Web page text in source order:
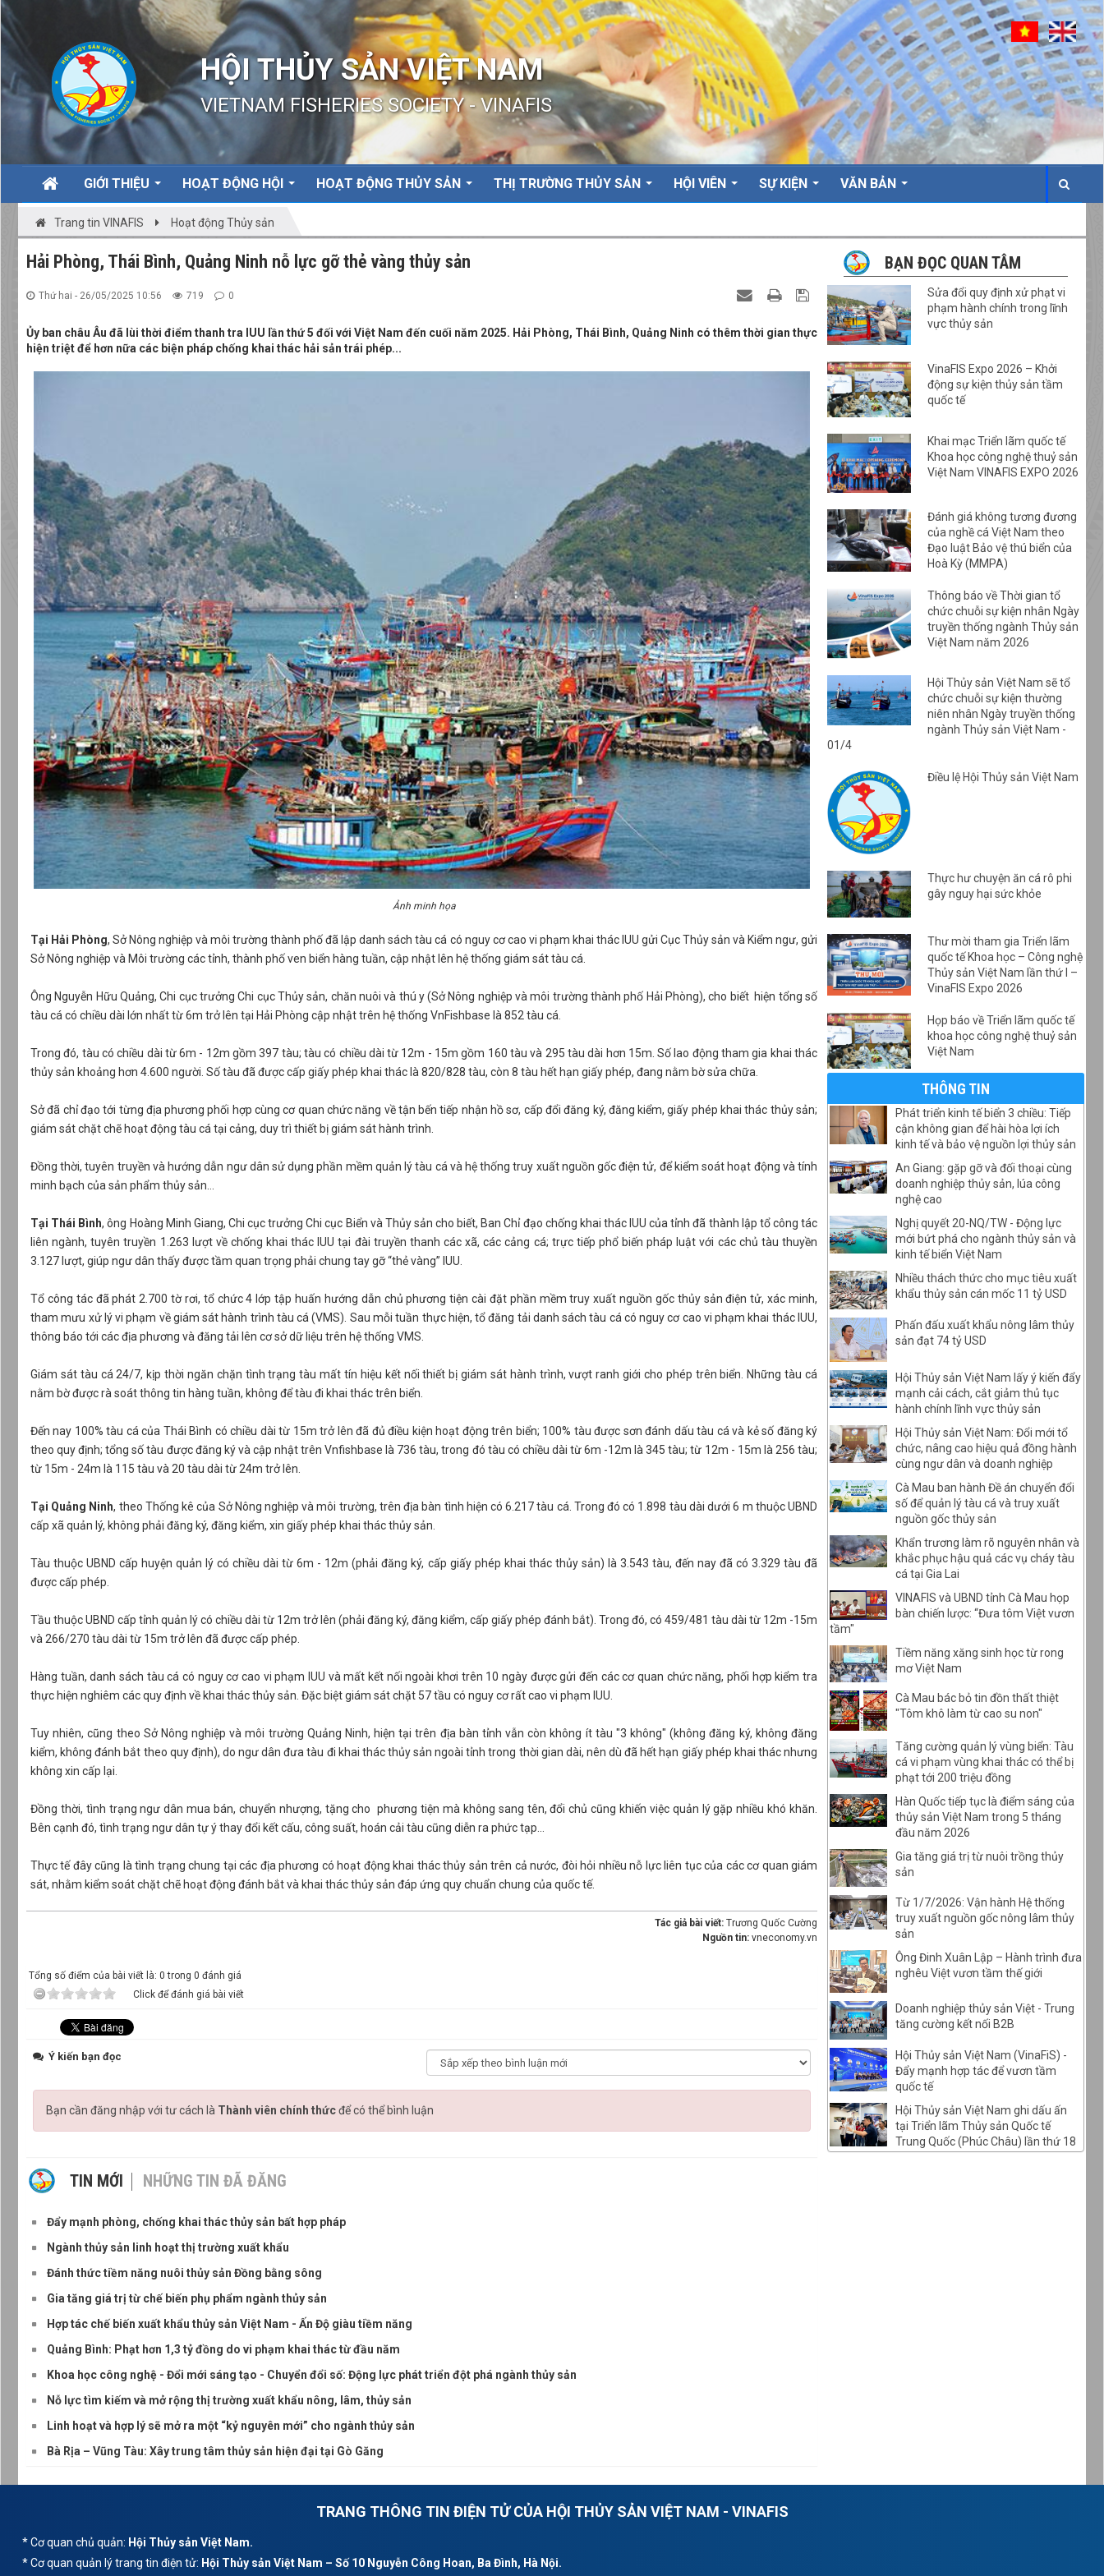
HỘI THỦY SẢN VIỆT NAM
VIETNAM FISHERIES SOCIETY - VINAFIS
GIỚI THIỆU HOẠT ĐỘNG HỘI HOẠT ĐỘNG THỦY SẢN THỊ TRƯỜNG THỦY SẢN HỘI VIÊN SỰ KIỆN VĂN BẢN
Trang tin VINAFIS Hoạt động Thủy sản
Hải Phòng, Thái Bình, Quảng Ninh nỗ lực gỡ thẻ vàng thủy sản
Thứ hai - 26/05/2025 10:56 719 0
Ủy ban châu Âu đã lùi thời điểm thanh tra IUU lần thứ 5 đối với Việt Nam đến cuối năm 2025. Hải Phòng, Thái Bình, Quảng Ninh có thêm thời gian thực
hiện triệt để hơn nữa các biện pháp chống khai thác hải sản trái phép...
Ảnh minh họa
Tại Hải Phòng, Sở Nông nghiệp và môi trường thành phố đã lập danh sách tàu cá có nguy cơ cao vi phạm khai thác IUU gửi Cục Thủy sản và Kiểm ngư, gửi
Sở Nông nghiệp và Môi trường các tỉnh, thành phố ven biển hàng tuần, cập nhật lên hệ thống giám sát tàu cá.
Ông Nguyễn Hữu Quảng, Chi cục trưởng Chi cục Thủy sản, chăn nuôi và thú y (Sở Nông nghiệp và môi trường thành phố Hải Phòng), cho biết hiện tổng số
tàu cá có chiều dài lớn nhất từ 6m trở lên tại Hải Phòng cập nhật trên hệ thống VnFishbase là 852 tàu cá.
Trong đó, tàu có chiều dài từ 6m - 12m gồm 397 tàu; tàu có chiều dài từ 12m - 15m gồm 160 tàu và 295 tàu dài hơn 15m. Số lao động tham gia khai thác
thủy sản khoảng hơn 4.600 người. Số tàu đã được cấp giấy phép khai thác là 820/828 tàu, còn 8 tàu hết hạn giấy phép, đang nằm bờ sửa chữa.
Sở đã chỉ đạo tới từng địa phương phối hợp cùng cơ quan chức năng về tận bến tiếp nhận hồ sơ, cấp đổi đăng ký, đăng kiểm, giấy phép khai thác thủy sản;
giám sát chặt chẽ hoạt động tàu cá tại cảng, duy trì thiết bị giám sát hành trình.
Đồng thời, tuyên truyền và hướng dẫn ngư dân sử dụng phần mềm quản lý tàu cá và hệ thống truy xuất nguồn gốc điện tử, để kiểm soát hoạt động và tính
minh bạch của sản phẩm thủy sản…
Tại Thái Bình, ông Hoàng Minh Giang, Chi cục trưởng Chi cục Biển và Thủy sản cho biết, Ban Chỉ đạo chống khai thác lUU của tỉnh đã thành lập tổ công tác
liên ngành, tuyên truyền 1.263 lượt về chống khai thác IUU tại đài truyền thanh các xã, các cảng cá; trực tiếp phổ biến pháp luật với các chủ tàu thuyền
3.127 lượt, giúp ngư dân thấy được tầm quan trọng phải chung tay gỡ “thẻ vàng” IUU.
Tổ công tác đã phát 2.700 tờ rơi, tổ chức 4 lớp tập huấn hướng dẫn chủ phương tiện cài đặt phần mềm truy xuất nguồn gốc thủy sản điện tử, xác minh,
tham mưu xử lý vi phạm về giám sát hành trình tàu cá (VMS). Sau mỗi tuần thực hiện, tổ đăng tải danh sách tàu cá có nguy cơ cao vi phạm khai thác lUU,
thông báo tới các địa phương và đăng tải lên cơ sở dữ liệu trên hệ thống VMS.
Giám sát tàu cá 24/7, kịp thời ngăn chặn tình trạng tàu mất tín hiệu kết nối thiết bị giám sát hành trình, vượt ranh giới cho phép trên biển. Những tàu cá
nằm bờ được rà soát thông tin hàng tuần, không để tàu đi khai thác trên biển.
Đến nay 100% tàu cá của Thái Bình có chiều dài từ 15m trở lên đã đủ điều kiện hoạt động trên biển; 100% tàu được sơn đánh dấu tàu cá và kẻ số đăng ký
theo quy định; tổng số tàu được đăng ký và cập nhật trên Vnfishbase là 736 tàu, trong đó tàu có chiều dài từ 6m -12m là 345 tàu; từ 12m - 15m là 256 tàu;
từ 15m - 24m là 115 tàu và 20 tàu dài từ 24m trở lên.
Tại Quảng Ninh, theo Thống kê của Sở Nông nghiệp và môi trường, trên địa bàn tình hiện có 6.217 tàu cá. Trong đó có 1.898 tàu dài dưới 6 m thuộc UBND
cấp xã quản lý, không phải đăng ký, đăng kiểm, xin giấy phép khai thác thủy sản.
Tàu thuộc UBND cấp huyện quản lý có chiều dài từ 6m - 12m (phải đăng ký, cấp giấy phép khai thác thủy sản) là 3.543 tàu, đến nay đã có 3.329 tàu đã
được cấp phép.
Tầu thuộc UBND cấp tỉnh quản lý có chiều dài từ 12m trở lên (phải đăng ký, đăng kiểm, cấp giấy phép đánh bắt). Trong đó, có 459/481 tàu dài từ 12m -15m
và 266/270 tàu dài từ 15m trở lên đã được cấp phép.
Hàng tuần, danh sách tàu cá có nguy cơ cao vi phạm IUU và mất kết nối ngoài khơi trên 10 ngày được gửi đến các cơ quan chức năng, phối hợp kiểm tra
thực hiện nghiêm các quy định về khai thác thủy sản. Đặc biệt giám sát chặt 57 tầu có nguy cơ rất cao vi phạm IUU.
Tuy nhiên, cũng theo Sở Nông nghiệp và môi trường Quảng Ninh, hiện tại trên địa bàn tỉnh vẫn còn không ít tàu "3 không" (không đăng ký, không đăng
kiểm, không đánh bắt theo quy định), do ngư dân đưa tàu đi khai thác thủy sản ngoài tỉnh trong thời gian dài, nên dù đã hết hạn giấy phép khai thác nhưng
không xin cấp lại.
Đồng thời, tình trạng ngư dân mua bán, chuyển nhượng, tặng cho phương tiện mà không sang tên, đổi chủ cũng khiến việc quản lý gặp nhiều khó khăn.
Bên cạnh đó, tình trạng ngư dân tự ý thay đổi kết cấu, công suất, hoán cải tàu cũng diễn ra phức tạp…
Thực tế đây cũng là tình trạng chung tại các địa phương có hoạt động khai thác thủy sản trên cả nước, đòi hỏi nhiều nỗ lực liên tục của các cơ quan giám
sát, nhằm kiểm soát chặt chẽ hoạt động đánh bắt và khai thác thủy sản đáp ứng quy chuẩn chung của quốc tế.
Tác giả bài viết: Trương Quốc Cường
Nguồn tin: vneconomy.vn
Tổng số điểm của bài viết là: 0 trong 0 đánh giá
Click để đánh giá bài viết
Ý kiến bạn đọc
Bạn cần đăng nhập với tư cách là Thành viên chính thứcđể có thể bình luận
TIN MỚI NHỮNG TIN ĐÃ ĐĂNG
Đẩy mạnh phòng, chống khai thác thủy sản bất hợp pháp
Ngành thủy sản linh hoạt thị trường xuất khẩu
Đánh thức tiềm năng nuôi thủy sản Đồng bằng sông
Gia tăng giá trị từ chế biến phụ phẩm ngành thủy sản
Hợp tác chế biến xuất khẩu thủy sản Việt Nam - Ấn Độ giàu tiềm năng
Quảng Bình: Phạt hơn 1,3 tỷ đồng do vi phạm khai thác từ đầu năm
Khoa học công nghệ - Đổi mới sáng tạo - Chuyển đổi số: Động lực phát triển đột phá ngành thủy sản
Nỗ lực tìm kiếm và mở rộng thị trường xuất khẩu nông, lâm, thủy sản
Linh hoạt và hợp lý sẽ mở ra một “kỷ nguyên mới” cho ngành thủy sản
Bà Rịa – Vũng Tàu: Xây trung tâm thủy sản hiện đại tại Gò Găng
BẠN ĐỌC QUAN TÂM
Sửa đổi quy định xử phạt vi
phạm hành chính trong lĩnh
vực thủy sản
VinaFIS Expo 2026 – Khởi
động sự kiện thủy sản tầm
quốc tế
Khai mạc Triển lãm quốc tế
Khoa học công nghệ thuỷ sản
Việt Nam VINAFIS EXPO 2026
Đánh giá không tương đương
của nghề cá Việt Nam theo
Đạo luật Bảo vệ thú biển của
Hoà Kỳ (MMPA)
Thông báo về Thời gian tổ
chức chuỗi sự kiện nhân Ngày
truyền thống ngành Thủy sản
Việt Nam năm 2026
Hội Thủy sản Việt Nam sẽ tổ
chức chuỗi sự kiện thường
niên nhân Ngày truyền thống
ngành Thủy sản Việt Nam -
01/4
Điều lệ Hội Thủy sản Việt Nam
Thực hư chuyện ăn cá rô phi
gây nguy hại sức khỏe
Thư mời tham gia Triển lãm
quốc tế Khoa học – Công nghệ
Thủy sản Việt Nam lần thứ I –
VinaFIS Expo 2026
Họp báo về Triển lãm quốc tế
khoa học công nghệ thuỷ sản
Việt Nam
THÔNG TIN
Phát triển kinh tế biển 3 chiều: Tiếp
cận không gian để hài hòa lợi ích
kinh tế và bảo vệ nguồn lợi thủy sản
An Giang: gặp gỡ và đối thoại cùng
doanh nghiệp thủy sản, lúa công
nghệ cao
Nghị quyết 20-NQ/TW - Động lực
mới bứt phá cho ngành thủy sản và
kinh tế biển Việt Nam
Nhiều thách thức cho mục tiêu xuất
khẩu thủy sản cán mốc 11 tỷ USD
Phấn đấu xuất khẩu nông lâm thủy
sản đạt 74 tỷ USD
Hội Thủy sản Việt Nam lấy ý kiến đẩy
mạnh cải cách, cắt giảm thủ tục
hành chính lĩnh vực thủy sản
Hội Thủy sản Việt Nam: Đổi mới tổ
chức, nâng cao hiệu quả đồng hành
cùng ngư dân và doanh nghiệp
Cà Mau ban hành Đề án chuyển đổi
số để quản lý tàu cá và truy xuất
nguồn gốc thủy sản
Khẩn trương làm rõ nguyên nhân và
khắc phục hậu quả các vụ cháy tàu
cá tại Gia Lai
VINAFIS và UBND tỉnh Cà Mau họp
bàn chiến lược: “Đưa tôm Việt vươn
tầm"
Tiềm năng xăng sinh học từ rong
mơ Việt Nam
Cà Mau bác bỏ tin đồn thất thiệt
"Tôm khô làm từ cao su non"
Tăng cường quản lý vùng biển: Tàu
cá vi phạm vùng khai thác có thể bị
phạt tới 200 triệu đồng
Hàn Quốc tiếp tục là điểm sáng của
thủy sản Việt Nam trong 5 tháng
đầu năm 2026
Gia tăng giá trị từ nuôi trồng thủy
sản
Từ 1/7/2026: Vận hành Hệ thống
truy xuất nguồn gốc nông lâm thủy
sản
Ông Đinh Xuân Lập – Hành trình đưa
nghêu Việt vươn tầm thế giới
Doanh nghiệp thủy sản Việt - Trung
tăng cường kết nối B2B
Hội Thủy sản Việt Nam (VinaFiS) -
Đẩy mạnh hợp tác để vươn tầm
quốc tế
Hội Thủy sản Việt Nam ghi dấu ấn
tại Triển lãm Thủy sản Quốc tế
Trung Quốc (Phúc Châu) lần thứ 18
TRANG THÔNG TIN ĐIỆN TỬ CỦA HỘI THỦY SẢN VIỆT NAM - VINAFIS
* Cơ quan chủ quản: Hội Thủy sản Việt Nam.
* Cơ quan quản lý trang tin điện tử: Hội Thủy sản Việt Nam – Số 10 Nguyễn Công Hoan, Ba Đình, Hà Nội.